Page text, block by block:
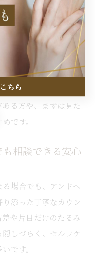
がかかる点がデメリ
ロン施術は、気軽に受
合わせて自然なリフト
特徴です。医療的な
や仕上がりの美しさ
る方や、まずは見た
です。
相談できる安心
場合でも、アンドヘ
添った丁寧なカウン
や片目だけのたるみ
しづらく、セルフケ
です。
ちら
ちら